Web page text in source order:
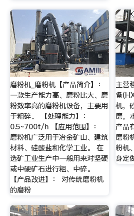
磨粉机_磨粉机【产品简介】：
一款生产能力高、磨粉比大、磨
粉效率高的磨粉机设备，主要用
于粗碎。 【处理能力】：
0.5~700t/h 【应用范围】：
磨粉机广泛用于冶金矿山、建筑
材料、硅酸盐和化学工业。 在
选矿工业生产中一般用来对坚硬
或中硬矿石进行粗、中碎。
【产品改进】： 对传统磨粉机
的磨粉
主营
备
机，
磨，
产品
磨粉
粉机
身定